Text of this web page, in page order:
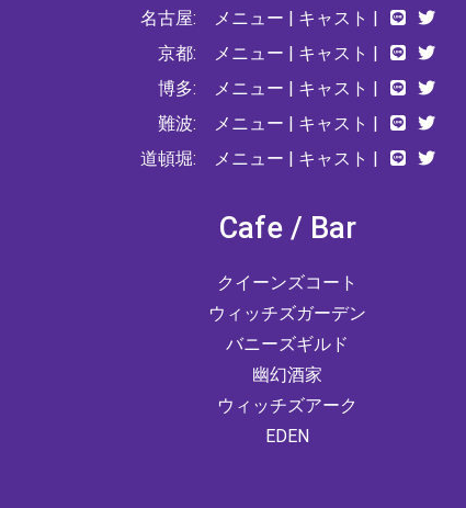
名古屋:
京都:
博多:
難波:
道頓堀:
メニュー
キャスト
メニュー
キャスト
メニュー
キャスト
メニュー
キャスト
メニュー
キャスト
Cafe / Bar
クイーンズコート
ウィッチズガーデン
バニーズギルド
幽幻酒家
ウィッチズアーク
EDEN